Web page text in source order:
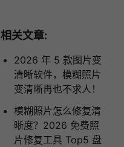
相关文章:
2026 年 5 款图片变
清晰软件，模糊照片
变清晰再也不求人！
模糊照片怎么修复清
晰度？2026 免费照
片修复工具 Top5 盘